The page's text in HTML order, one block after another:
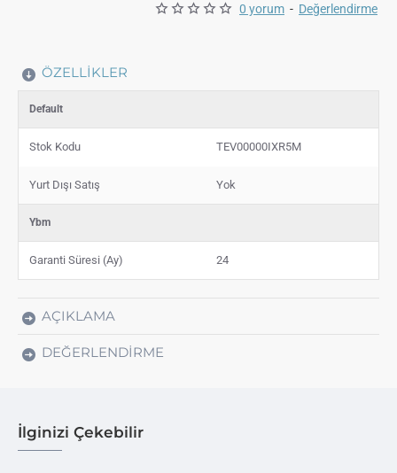
0 yorum - Değerlendirme
ÖZELLIKLER
Default
Stok Kodu TEV00000IXR5M
Yurt Dışı Satış Yok
Ybm
Garanti Süresi (Ay) 24
AÇIKLAMA
DEĞERLENDIRME
İlginizi Çekebilir